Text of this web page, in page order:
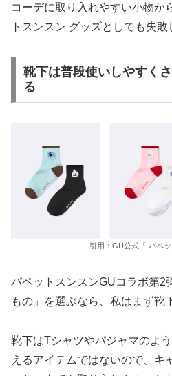
コーデに取り入れやすい小物か
トスンスン グッズとしても失敗
靴下は普段使いしやすく
る
引用：GU公式「 パペッ
パペットスンスンGUコラボ第2
もの」を選ぶなら、私はまず靴
靴下はTシャツやパジャマのよ
えるアイテムではないので、キ